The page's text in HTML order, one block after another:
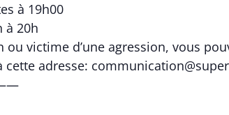
à 19h00
à 20h
ou victime d’une agression, vous
cette adresse: